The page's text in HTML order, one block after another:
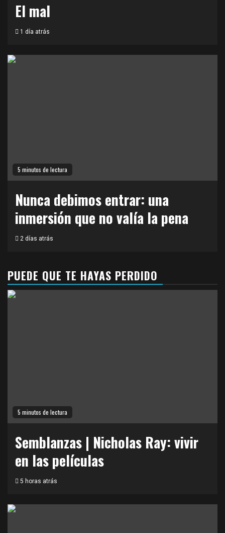
El mal
1 día atrás
5 minutos de lectura
Nunca debimos entrar: una
inmersión que no valía la pena
2 días atrás
PUEDE QUE TE HAYAS PERDIDO
5 minutos de lectura
Semblanzas | Nicholas Ray: vivir
en las películas
5 horas atrás